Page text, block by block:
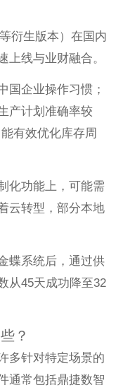
衍生版本）在国内
上线与业财融合。
国企业操作习惯；
产计划准确率较
有效优化库存周
化功能上，可能需
云转型，部分本地
蝶系统后，通过供
从45天成功降至32
？
多针对特定场景的
通常包括鼎捷数智